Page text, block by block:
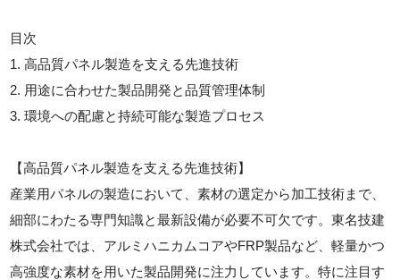
目次
1. 高品質パネル製造を支える先進技術
2. 用途に合わせた製品開発と品質管理体制
3. 環境への配慮と持続可能な製造プロセス
【高品質パネル製造を支える先進技術】
産業用パネルの製造において、素材の選定から加工技術まで、
細部にわたる専門知識と最新設備が必要不可欠です。東名技建
株式会社では、アルミハニカムコアやFRP製品など、軽量かつ
高強度な素材を用いた製品開発に注力しています。特に注目す